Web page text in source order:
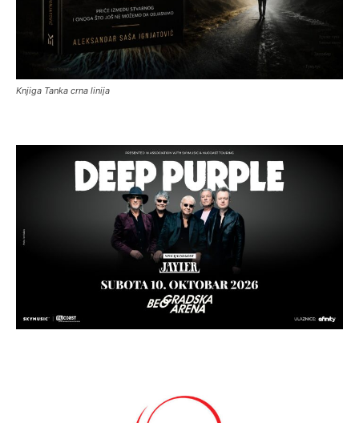
Knjiga Tanka crna linija